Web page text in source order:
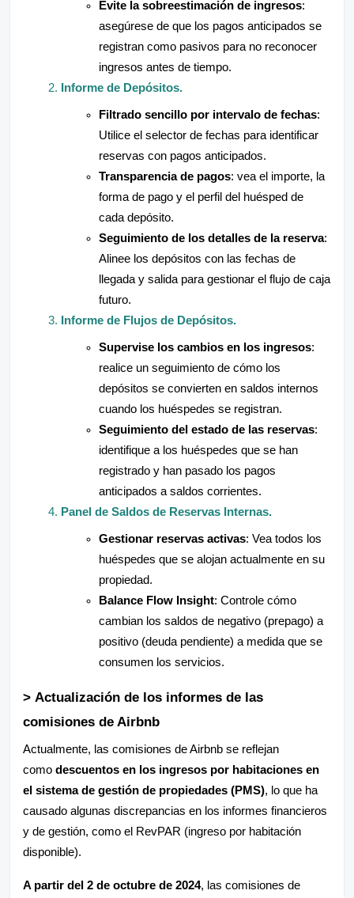
Evite la sobreestimación de ingresos:
asegúrese de que los pagos anticipados se
registran como pasivos para no reconocer
ingresos antes de tiempo.
Informe de Depósitos.
Filtrado sencillo por intervalo de fechas:
Utilice el selector de fechas para identificar
reservas con pagos anticipados.
Transparencia de pagos: vea el importe, la
forma de pago y el perfil del huésped de
cada depósito.
Seguimiento de los detalles de la reserva:
Alinee los depósitos con las fechas de
llegada y salida para gestionar el flujo de caja
futuro.
Informe de Flujos de Depósitos.
Supervise los cambios en los ingresos:
realice un seguimiento de cómo los
depósitos se convierten en saldos internos
cuando los huéspedes se registran.
Seguimiento del estado de las reservas:
identifique a los huéspedes que se han
registrado y han pasado los pagos
anticipados a saldos corrientes.
Panel de Saldos de Reservas Internas.
Gestionar reservas activas: Vea todos los
huéspedes que se alojan actualmente en su
propiedad.
Balance Flow Insight: Controle cómo
cambian los saldos de negativo (prepago) a
positivo (deuda pendiente) a medida que se
consumen los servicios.
> Actualización de los informes de las
comisiones de Airbnb
Actualmente, las comisiones de Airbnb se reflejan
como descuentos en los ingresos por habitaciones en
el sistema de gestión de propiedades (PMS), lo que ha
causado algunas discrepancias en los informes financieros
y de gestión, como el RevPAR (ingreso por habitación
disponible).
A partir del 2 de octubre de 2024, las comisiones de